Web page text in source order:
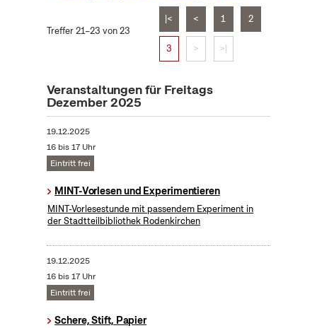
Treffer 21–23 von 23
|< < 1 2
3 > >|
Veranstaltungen für Freitags
Dezember 2025
19.12.2025
16 bis 17 Uhr
Eintritt frei
MINT-Vorlesen und Experimentieren
MINT-Vorlesestunde mit passendem Experiment in
der Stadtteilbibliothek Rodenkirchen
19.12.2025
16 bis 17 Uhr
Eintritt frei
Schere, Stift, Papier